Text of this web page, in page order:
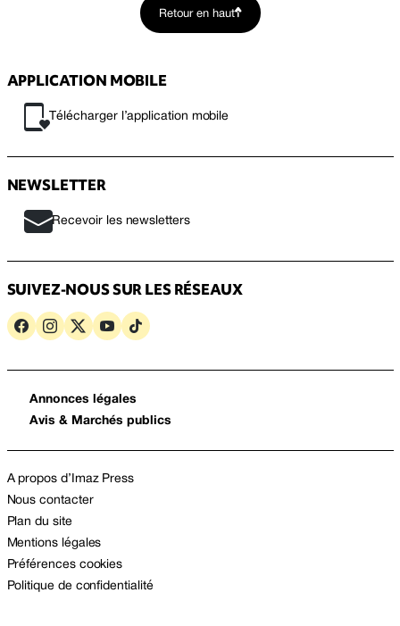
Retour en haut
APPLICATION MOBILE
Télécharger l’application mobile
NEWSLETTER
Recevoir les newsletters
SUIVEZ-NOUS SUR LES RÉSEAUX
Annonces légales
Avis & Marchés publics
A propos d’Imaz Press
Nous contacter
Plan du site
Mentions légales
Préférences cookies
Politique de confidentialité